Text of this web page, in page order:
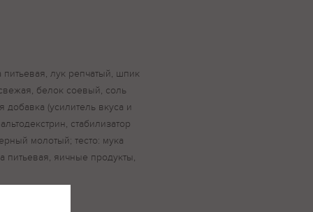
лук репчатый, шпик
белок соевый, соль
(усилитель вкуса и
стабилизатор
молотый; тесто: мука
питьевая, яичные продукты,